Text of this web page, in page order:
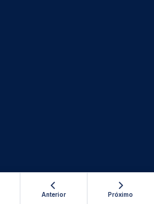
Anterior Próximo